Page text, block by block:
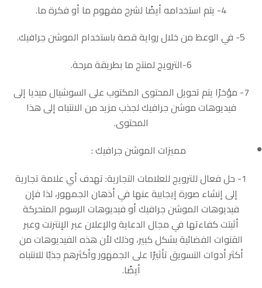
4- يتم استخدامه أيضًا لشرح مفهوم ما أو فكرة ما.
5- في الوعظ من خلال رواية قصة باستخدام الموشن جرافيك.
6-الترويج لمنتج ما بطريقة مرحة.
7- مؤخرًا يتم تحويل المحتوى المكتوب على السوشيال ميديا إلى
فيديوهات موشن جرافيك لجذب مزيد من الانتباه إلى هذا
المحتوى.
مميزات الموشن جرافيك :
1- حل فعال للترويج للعلامات التجارية: تهدف أي علامة تجارية
إلى إنشاء صورة إيجابية عنها في أذهان الجمهور، لذا فإن
فيديوهات الموشن جرافيك أو فيديوهات الرسوم المتحركة
أثبتت كفاءتها في مجال الدعاية والإعلان عبر الإنترنت وعبر
القنوات الفضائية بشكل كبير، وذلك لأن هذه الفيديوهات من
أكثر أدوات التسويق تأثيرًا على الجمهور وأكثرهم جذبًا للانتباه
أيضًا.